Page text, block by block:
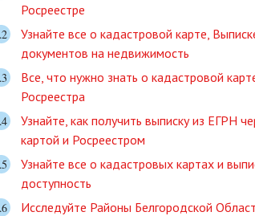
Росреестре
Узнайте все о кадастровой карте,
документов на недвижимость
Все, что нужно знать о кадастровой
Росреестра
Узнайте, как получить выписку из ЕГРН
картой и Росреестром
Узнайте все о кадастровых картах и
доступность
Исследуйте Районы Белгородской